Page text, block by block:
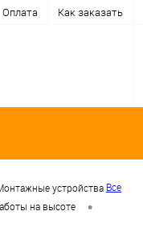
Оплата Как заказать
устройства Все
на высоте •